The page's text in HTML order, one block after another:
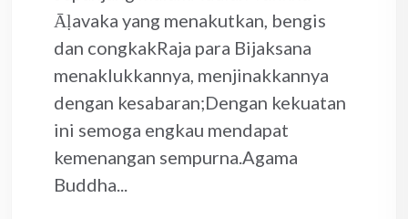
Āḷavaka yang menakutkan, bengis
dan congkakRaja para Bijaksana
menaklukkannya, menjinakkannya
dengan kesabaran;Dengan kekuatan
ini semoga engkau mendapat
kemenangan sempurna.Agama
Buddha...